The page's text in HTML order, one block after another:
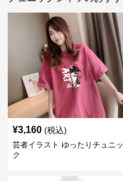
¥3,160 (税込)
芸者イラスト ゆったりチュニッ
ク